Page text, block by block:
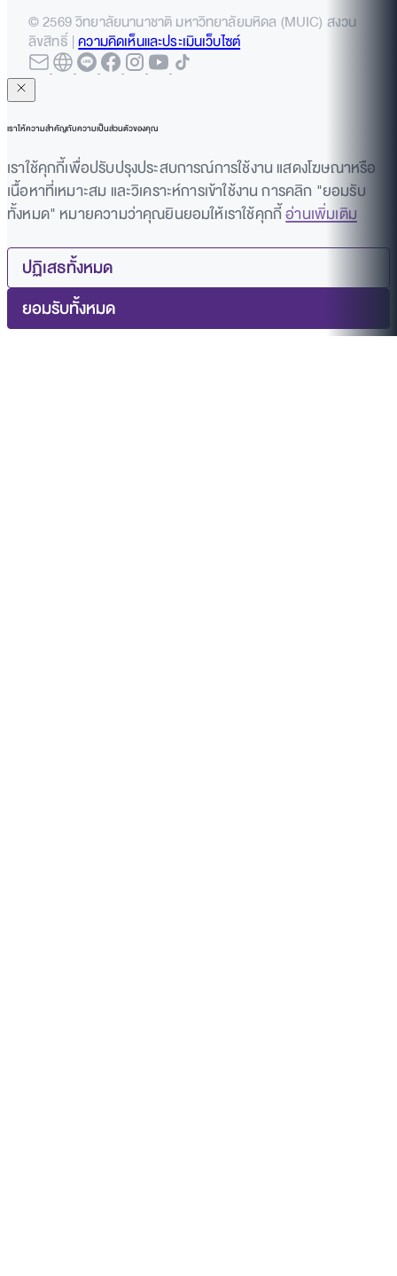
© 2569 วิทยาลัยนานาชาติ มหาวิทยาลัยมหิดล (MUIC) สงวน
ลิขสิทธิ์ |ความคิดเห็นและประเมินเว็บไซต์
เราให้ความสำคัญกับความเป็นส่วนตัวของคุณ
เราใช้คุกกี้เพื่อปรับปรุงประสบการณ์การใช้งาน แสดงโฆษณาหรือ
เนื้อหาที่เหมาะสม และวิเคราะห์การเข้าใช้งาน การคลิก "ยอมรับ
ทั้งหมด" หมายความว่าคุณยินยอมให้เราใช้คุกกี้อ่านเพิ่มเติม
ปฏิเสธทั้งหมด
ยอมรับทั้งหมด